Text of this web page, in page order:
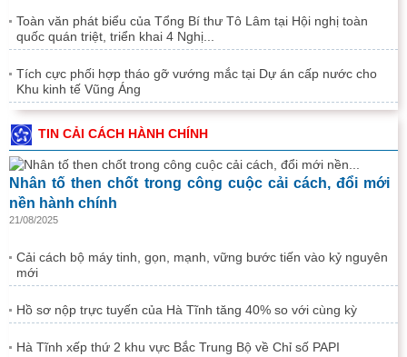
Toàn văn phát biểu của Tổng Bí thư Tô Lâm tại Hội nghị toàn
quốc quán triệt, triển khai 4 Nghị...
Tích cực phối hợp tháo gỡ vướng mắc tại Dự án cấp nước cho
Khu kinh tế Vũng Áng
TIN CẢI CÁCH HÀNH CHÍNH
Nhân tố then chốt trong công cuộc cải cách, đổi mới
nền hành chính
21/08/2025
Cải cách bộ máy tinh, gọn, mạnh, vững bước tiến vào kỷ nguyên
mới
Hồ sơ nộp trực tuyến của Hà Tĩnh tăng 40% so với cùng kỳ
Hà Tĩnh xếp thứ 2 khu vực Bắc Trung Bộ về Chỉ số PAPI